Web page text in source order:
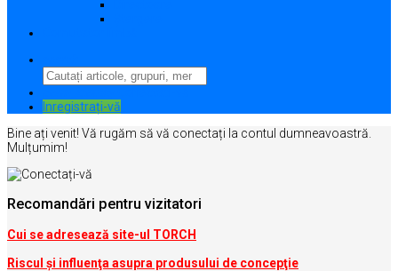
Inregistrați-vă
Bine ați venit! Vă rugăm să vă conectați la contul dumneavoastră.
Mulțumim!
Recomandări pentru vizitatori
Cui se adresează site-ul TORCH
Riscul şi influenţa asupra produsului de concepţie